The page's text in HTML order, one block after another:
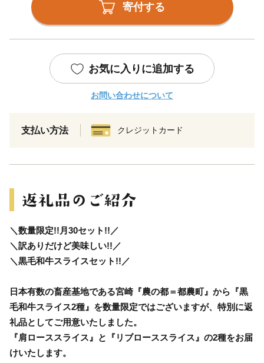
寄付する
お気に入りに追加する
お問い合わせについて
支払い方法 クレジットカード
＼数量限定!!月30セット!!／
＼訳ありだけど美味しい!!／
＼黒毛和牛スライスセット!!／
日本有数の畜産基地である宮崎『農の都＝都農町』から『黒
毛和牛スライス2種』を数量限定ではございますが、特別に返
礼品としてご用意いたしました。
『肩ローススライス』と『リブローススライス』の2種をお届
けいたします。